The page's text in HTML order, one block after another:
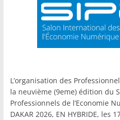
L’organisation des
la neuvième (9eme) édition du
Professionnels de l’Economie
DAKAR 2026, EN HYBRIDE, les